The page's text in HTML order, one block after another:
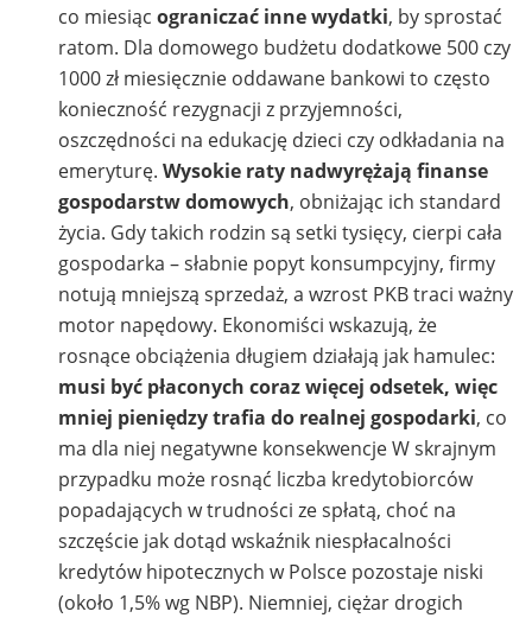
co miesiącograniczać inne wydatki, by sprostać
ratom. Dla domowego budżetu dodatkowe 500 czy
1000 zł miesięcznie oddawane bankowi to często
konieczność rezygnacji z przyjemności,
oszczędności na edukację dzieci czy odkładania na
emeryturę.Wysokie raty nadwyrężają finanse
gospodarstw domowych, obniżając ich standard
życia. Gdy takich rodzin są setki tysięcy, cierpi cała
gospodarka – słabnie popyt konsumpcyjny, firmy
notują mniejszą sprzedaż, a wzrost PKB traci ważny
motor napędowy. Ekonomiści wskazują, że
rosnące obciążenia długiem działają jak hamulec:
musi być płaconych coraz więcej odsetek, więc
mniej pieniędzy trafia do realnej gospodarki, co
ma dla niej negatywne konsekwencje W skrajnym
przypadku może rosnąć liczba kredytobiorców
popadających w trudności ze spłatą, choć na
szczęście jak dotąd wskaźnik niespłacalności
kredytów hipotecznych w Polsce pozostaje niski
(około 1,5% wg NBP). Niemniej, ciężar drogich